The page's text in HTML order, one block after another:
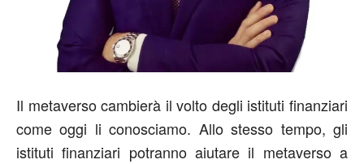
Il metaverso cambierà il volto degli istituti finanziari
come oggi li conosciamo. Allo stesso tempo, gli
istituti finanziari potranno aiutare il metaverso a